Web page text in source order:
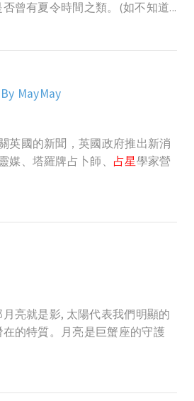
曾有夏令時間之類。(如不知道...
MayMay
英國的新聞，英國政府推出新消
媒、塔羅牌占卜師、 占星學家營
亮就是影, 太陽代表我們明顯的
的特質。月亮是巨蟹座的守護